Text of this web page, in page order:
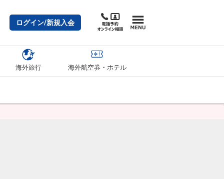
ログイン/新規入会
海外旅行 海外航空券・ホテル